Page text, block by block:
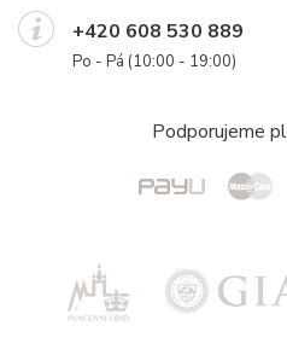
+420 608 530 889
Po - Pá (10:00 - 19:00)
Podporujeme